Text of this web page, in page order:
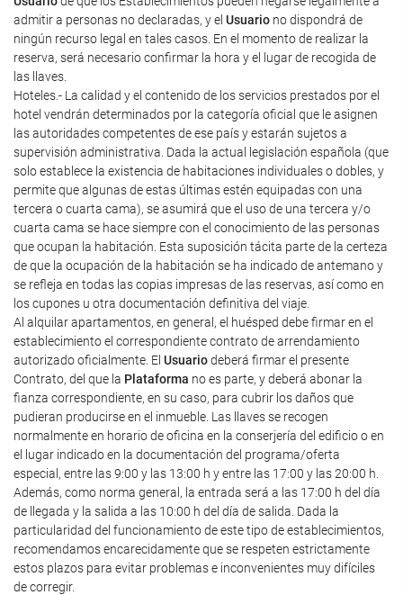
admitir a personas no declaradas, y el Usuario no dispondrá de
ningún recurso legal en tales casos. En el momento de realizar la
reserva, será necesario confirmar la hora y el lugar de recogida de
las llaves.
Hoteles.- La calidad y el contenido de los servicios prestados por el
hotel vendrán determinados por la categoría oficial que le asignen
las autoridades competentes de ese país y estarán sujetos a
supervisión administrativa. Dada la actual legislación española (que
solo establece la existencia de habitaciones individuales o dobles, y
permite que algunas de estas últimas estén equipadas con una
tercera o cuarta cama), se asumirá que el uso de una tercera y/o
cuarta cama se hace siempre con el conocimiento de las personas
que ocupan la habitación. Esta suposición tácita parte de la certeza
de que la ocupación de la habitación se ha indicado de antemano y
se refleja en todas las copias impresas de las reservas, así como en
los cupones u otra documentación definitiva del viaje.
Al alquilar apartamentos, en general, el huésped debe firmar en el
establecimiento el correspondiente contrato de arrendamiento
autorizado oficialmente. El Usuariodeberá firmar el presente
Contrato, del que la Plataforma no es parte, y deberá abonar la
fianza correspondiente, en su caso, para cubrir los daños que
pudieran producirse en el inmueble. Las llaves se recogen
normalmente en horario de oficina en la conserjería del edificio o en
el lugar indicado en la documentación del programa/oferta
especial, entre las 9:00 y las 13:00 h y entre las 17:00 y las 20:00 h.
Además, como norma general, la entrada será a las 17:00 h del día
de llegada y la salida a las 10:00 h del día de salida. Dada la
particularidad del funcionamiento de este tipo de establecimientos,
recomendamos encarecidamente que se respeten estrictamente
estos plazos para evitar problemas e inconvenientes muy difíciles
de corregir.